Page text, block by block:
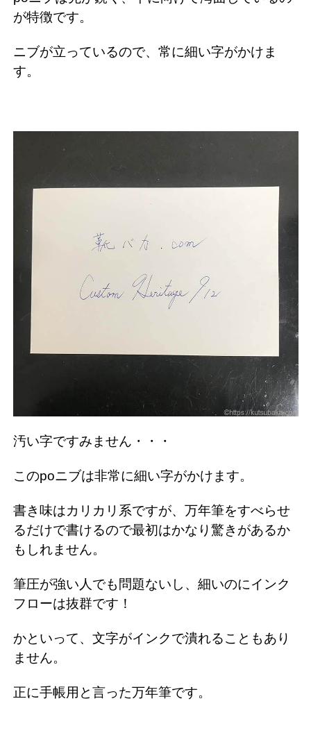
が特徴です。
ニブが立っているので、常に細い字がかけま
す。
汚い字ですみません・・・
このpoニブは非常に細い字がかけます。
書き味はカリカリ系ですが、万年筆をすべらせ
るだけで書けるので最初はかなり驚きがあるか
もしれません。
筆圧が強い人でも問題ないし、細いのにインク
フローは抜群です！
かといって、文字がインクで潰れることもあり
ません。
正に手帳用と言った万年筆です。